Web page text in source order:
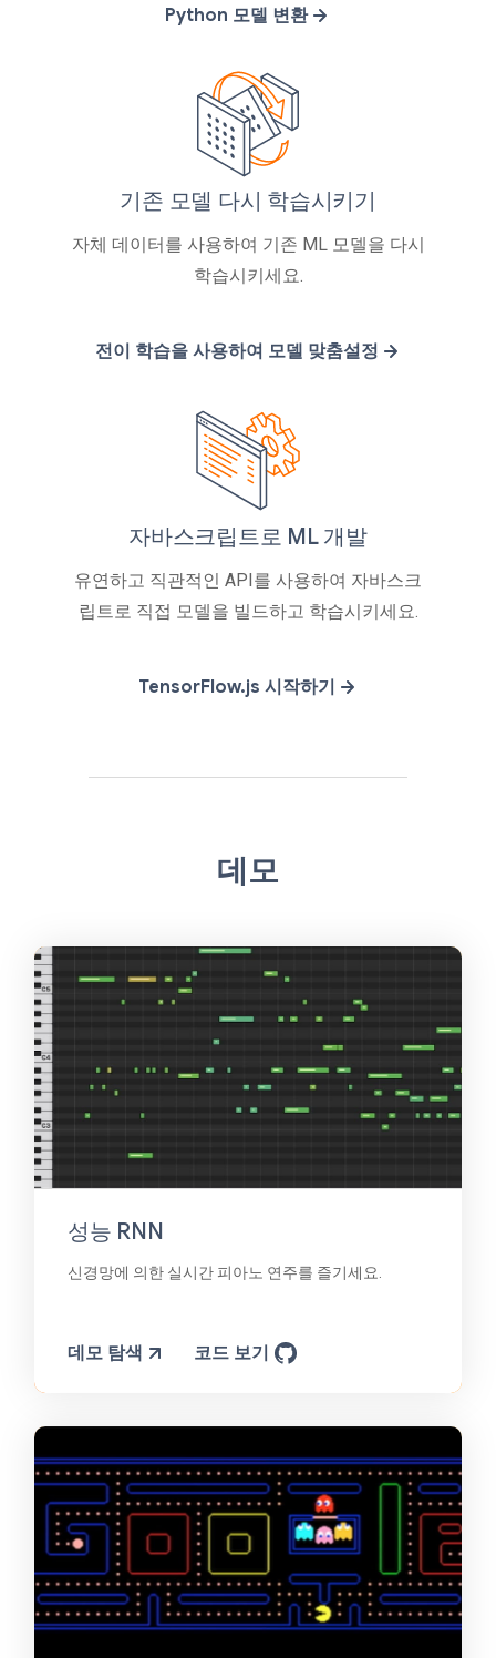
Python 모델 변환
기존 모델 다시 학습시키기
자체 데이터를 사용하여 기존 ML 모델을 다시
학습시키세요.
전이 학습을 사용하여 모델 맞춤설정
자바스크립트로 ML 개발
유연하고 직관적인 API를 사용하여 자바스크
립트로 직접 모델을 빌드하고 학습시키세요.
TensorFlow.js 시작하기
데모
성능 RNN
신경망에 의한 실시간 피아노 연주를 즐기세요.
데모 탐색 코드 보기